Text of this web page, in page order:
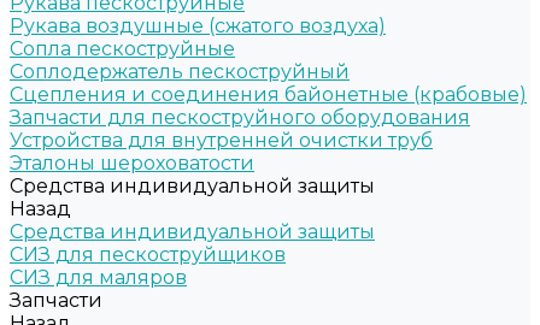
Рукава воздушные (сжатого воздуха)
Сопла пескоструйные
Соплодержатель пескоструйный
Сцепления и соединения байонетные (крабовые)
Запчасти для пескоструйного оборудования
Устройства для внутренней очистки труб
Эталоны шероховатости
Средства индивидуальной защиты
Назад
Средства индивидуальной защиты
СИЗ для пескоструйщиков
СИЗ для маляров
Запчасти